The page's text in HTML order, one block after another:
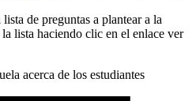
de preguntas a plantear a la
lista haciendo clic en el enlace ver
acerca de los estudiantes